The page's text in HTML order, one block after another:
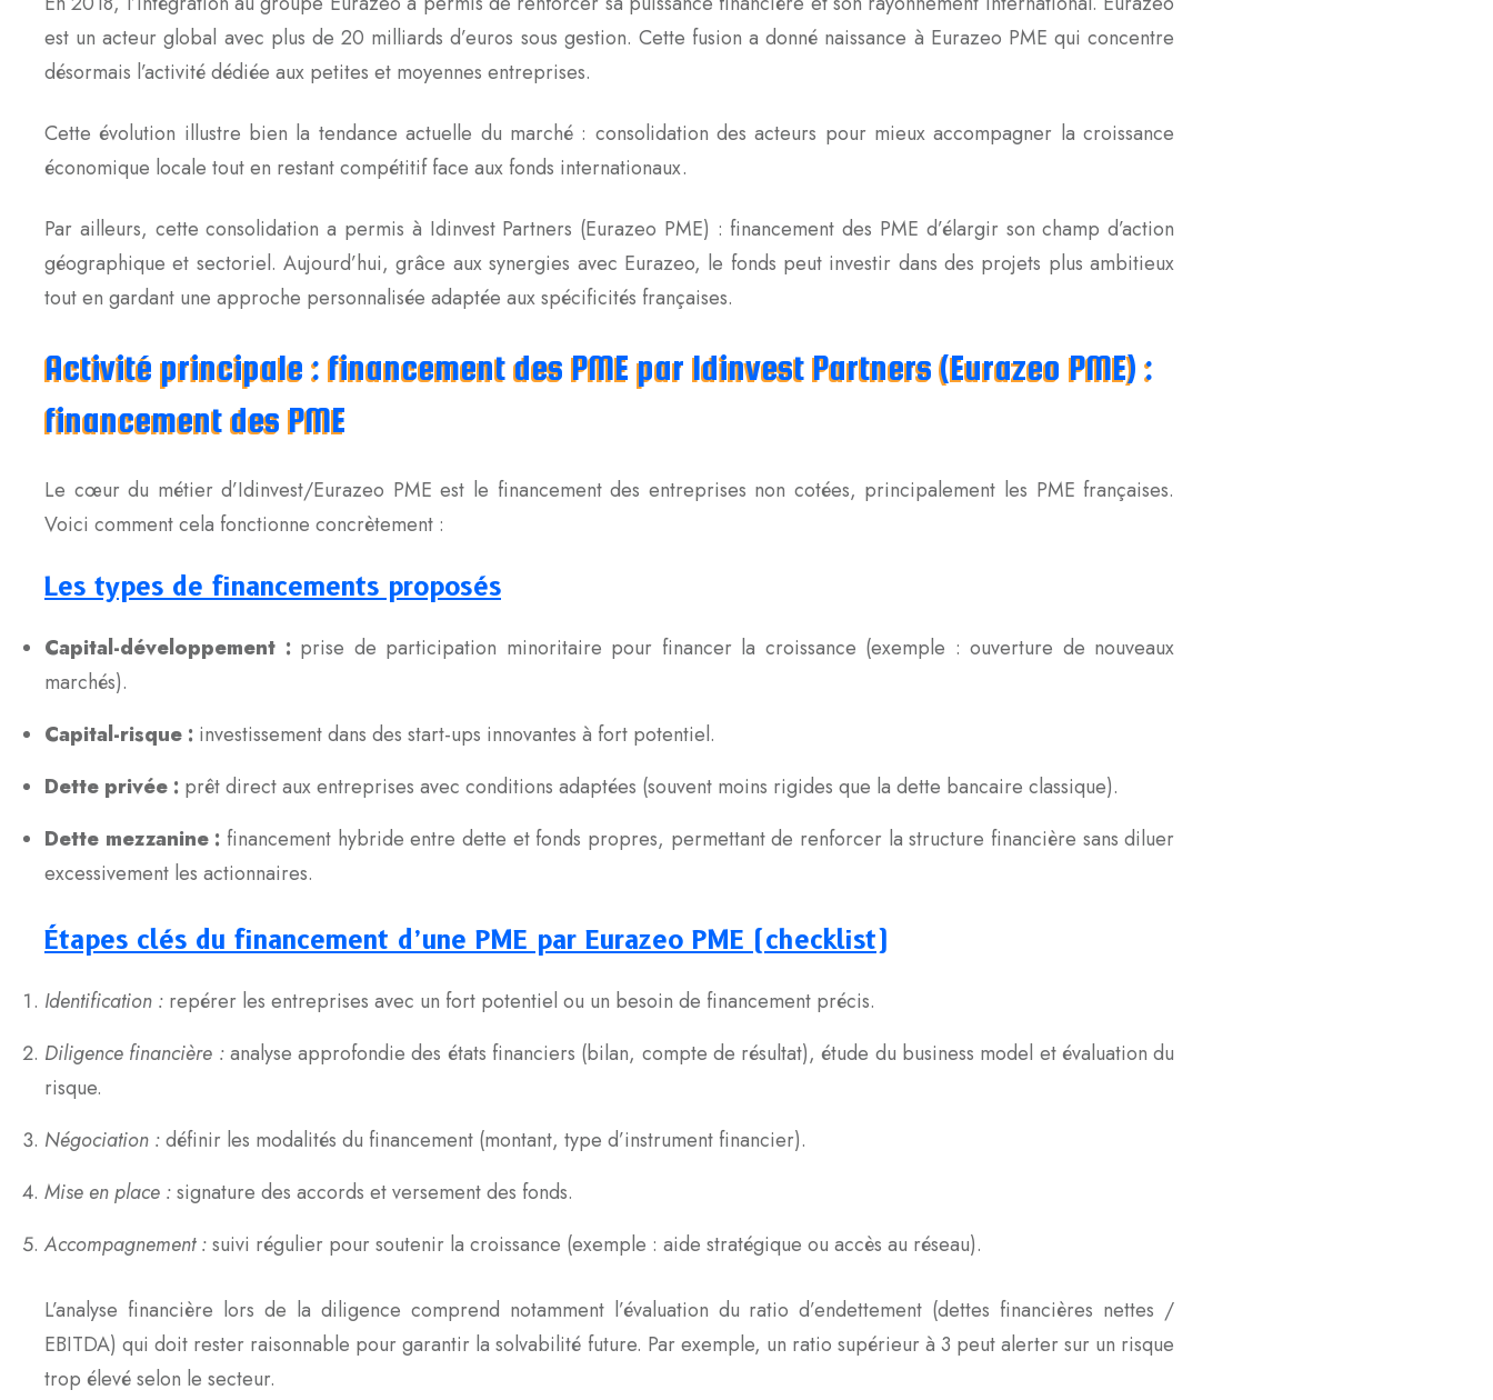
est un acteur global avec plus de 20 milliards d’euros sous gestion. Cette fusion a donné naissance à Eurazeo PME qui concentre
désormais l’activité dédiée aux petites et moyennes entreprises.
Cette évolution illustre bien la tendance actuelle du marché : consolidation des acteurs pour mieux accompagner la croissance
économique locale tout en restant compétitif face aux fonds internationaux.
Par ailleurs, cette consolidation a permis à Idinvest Partners (Eurazeo PME) : financement des PME d’élargir son champ d’action
géographique et sectoriel. Aujourd’hui, grâce aux synergies avec Eurazeo, le fonds peut investir dans des projets plus ambitieux
tout en gardant une approche personnalisée adaptée aux spécificités françaises.
Activité principale : financement des PME par Idinvest Partners (Eurazeo PME) :
financement des PME
Le cœur du métier d’Idinvest/Eurazeo PME est le financement des entreprises non cotées, principalement les PME françaises.
Voici comment cela fonctionne concrètement :
Les types de financements proposés
Capital-développement :prise de participation minoritaire pour financer la croissance (exemple : ouverture de nouveaux
marchés).
Capital-risque : investissement dans des start-ups innovantes à fort potentiel.
Dette privée : prêt direct aux entreprises avec conditions adaptées (souvent moins rigides que la dette bancaire classique).
Dette mezzanine : financement hybride entre dette et fonds propres, permettant de renforcer la structure financière sans diluer
excessivement les actionnaires.
Étapes clés du financement d’une PME par Eurazeo PME (checklist)
Identification : repérer les entreprises avec un fort potentiel ou un besoin de financement précis.
Diligence financière :analyse approfondie des états financiers (bilan, compte de résultat), étude du business model et évaluation du
risque.
Négociation :définir les modalités du financement (montant, type d’instrument financier).
Mise en place :signature des accords et versement des fonds.
Accompagnement :suivi régulier pour soutenir la croissance (exemple : aide stratégique ou accès au réseau).
L’analyse financière lors de la diligence comprend notamment l’évaluation du ratio d’endettement (dettes financières nettes /
EBITDA) qui doit rester raisonnable pour garantir la solvabilité future. Par exemple, un ratio supérieur à 3 peut alerter sur un risque
trop élevé selon le secteur.